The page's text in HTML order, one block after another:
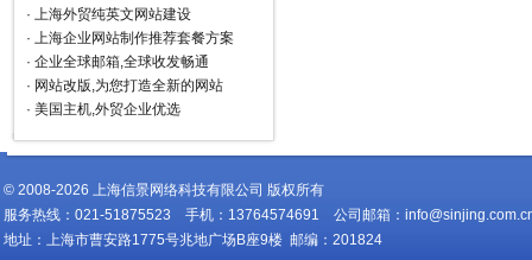
·上海外贸纯英文网站建设
·上海企业网站制作推荐套餐方案
·企业全球邮箱,全球收发畅通
· 网站改版,为您打造全新的网站
·美国主机,外贸企业优选
© 2008-2026 上海信景网络科技有限公司 版权所有
服务热线：021-51875523 手机：13764574691 公司邮箱：
地址：上海市曹安路1775号兆地广场B座9楼 邮编：201824